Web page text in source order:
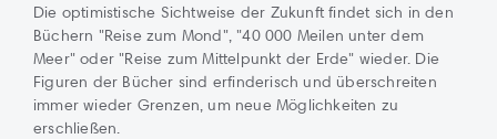
Die optimistische Sichtweise der Zukunft findet sich in den
Büchern "Reise zum Mond", "40 000 Meilen unter dem
Meer" oder "Reise zum Mittelpunkt der Erde" wieder. Die
Figuren der Bücher sind erfinderisch und überschreiten
immer wieder Grenzen, um neue Möglichkeiten zu
erschließen.